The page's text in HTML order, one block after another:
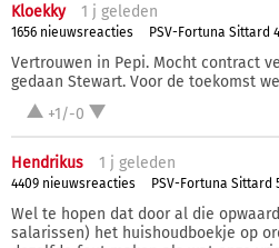
Kloekky 1 j geleden
1656 nieuwsreacties PSV-Fortuna Sittard
Vertrouwen in Pepi. Mocht contract
gedaan Stewart. Voor de toekomst
+1/-0
Hendrikus 1 j geleden
4409 nieuwsreacties PSV-Fortuna Sittard
Wel te hopen dat door al die
salarissen) het huishoudboekje op